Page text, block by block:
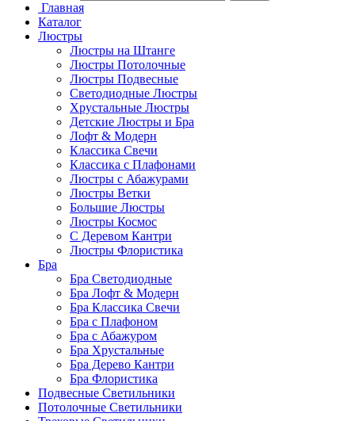
Главная
Каталог
Люстры
Люстры на Штанге
Люстры Потолочные
Люстры Подвесные
Светодиодные Люстры
Хрустальные Люстры
Детские Люстры и Бра
Лофт & Модерн
Классика Свечи
Классика с Плафонами
Люстры с Абажурами
Люстры Ветки
Большие Люстры
Люстры Космос
С Деревом Кантри
Люстры Флористика
Бра
Бра Светодиодные
Бра Лофт & Модерн
Бра Классика Свечи
Бра с Плафоном
Бра с Абажуром
Бра Хрустальные
Бра Дерево Кантри
Бра Флористика
Подвесные Светильники
Потолочные Светильники